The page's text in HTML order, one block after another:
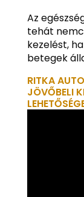
Az
tehát
kezelést,
betegek
RITKA
JÖVŐBELI